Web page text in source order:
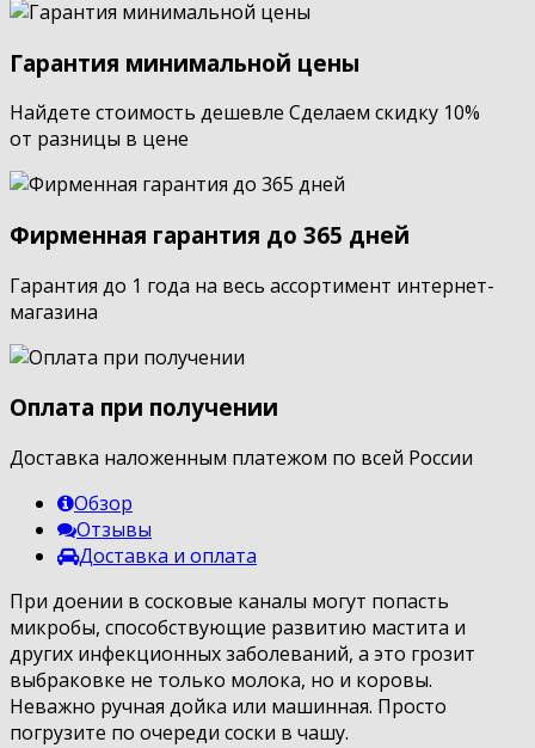
Гарантия минимальной цены
Найдете стоимость дешевле Сделаем скидку 10%
от разницы в цене
Фирменная гарантия до 365 дней
Гарантия до 1 года на весь ассортимент интернет-
магазина
Оплата при получении
Доставка наложенным платежом по всей России
Обзор
Отзывы
Доставка и оплата
При доении в сосковые каналы могут попасть
микробы, способствующие развитию мастита и
других инфекционных заболеваний, а это грозит
выбраковке не только молока, но и коровы.
Неважно ручная дойка или машинная. Просто
погрузите по очереди соски в чашу.